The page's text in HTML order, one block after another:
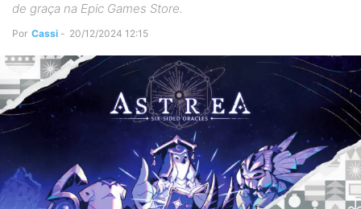
de graça na Epic Games Store.
Por Cassi - 20/12/2024 12:15